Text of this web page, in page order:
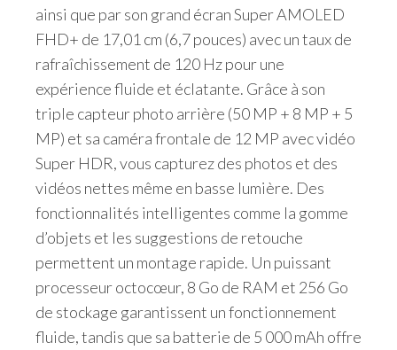
ainsi que par son grand écran Super AMOLED
FHD+ de 17,01 cm (6,7 pouces) avec un taux de
rafraîchissement de 120 Hz pour une
expérience fluide et éclatante. Grâce à son
triple capteur photo arrière (50 MP + 8 MP + 5
MP) et sa caméra frontale de 12 MP avec vidéo
Super HDR, vous capturez des photos et des
vidéos nettes même en basse lumière. Des
fonctionnalités intelligentes comme la gomme
d’objets et les suggestions de retouche
permettent un montage rapide. Un puissant
processeur octocœur, 8 Go de RAM et 256 Go
de stockage garantissent un fonctionnement
fluide, tandis que sa batterie de 5 000 mAh offre